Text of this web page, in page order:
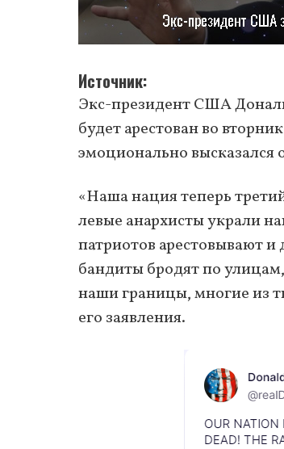
Источник
Экс-президент США
будет арестован во
эмоционально высказался
«Наша нация теперь
левые анархисты украли
патриотов арестовывают
бандиты бродят по
наши границы, многие из
его заявления.